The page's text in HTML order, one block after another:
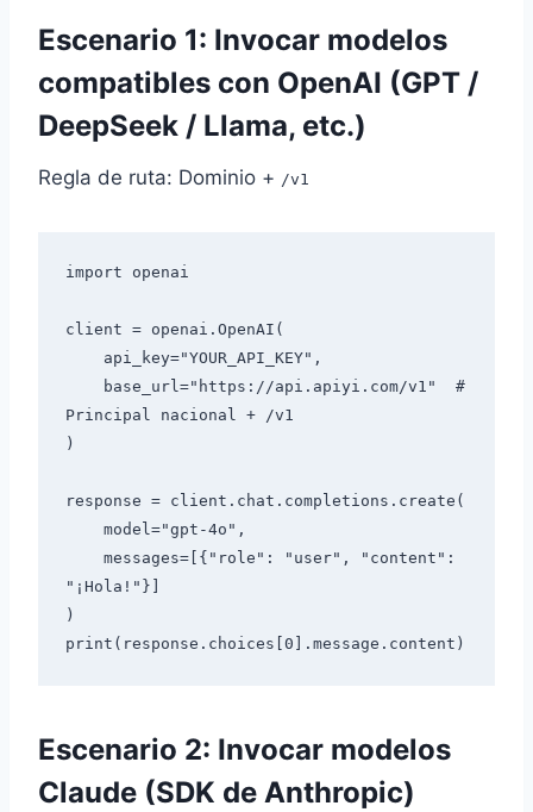
Escenario 1: Invocar modelos
compatibles con OpenAI (GPT /
DeepSeek / Llama, etc.)
Regla de ruta: Dominio + /v1
import openai
client = openai.OpenAI(
Principal nacional + /v1
)
response = client.chat.completions.create(
"¡Hola!"}]
)
Escenario 2: Invocar modelos
Claude (SDK de Anthropic)